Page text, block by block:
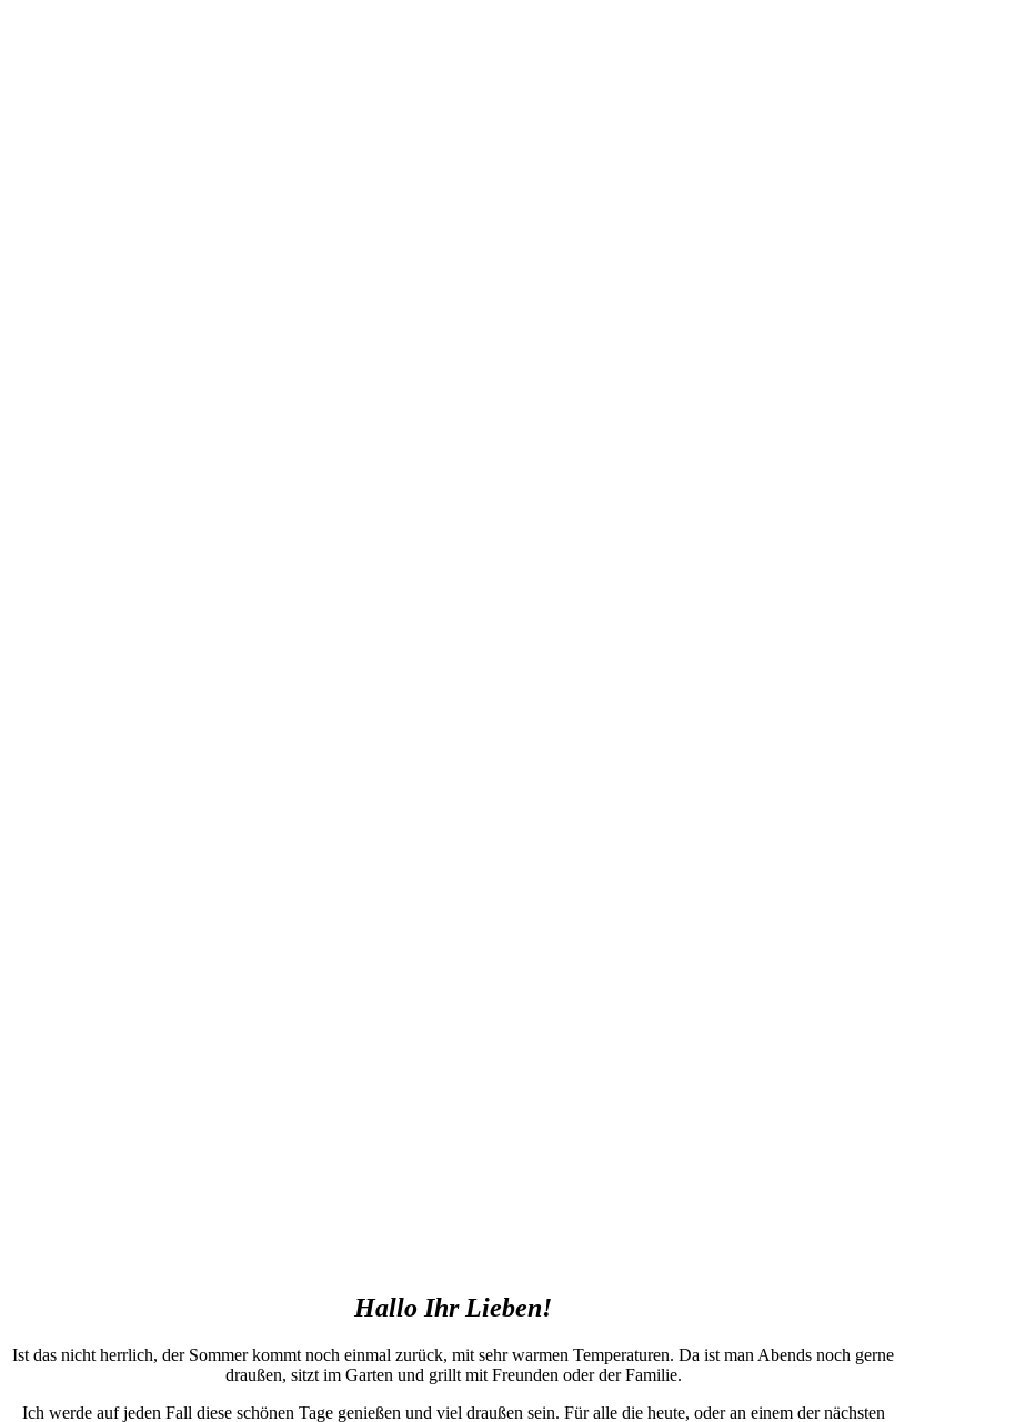
Hallo Ihr Lieben!
Ist das nicht herrlich, der Sommer kommt noch einmal zurück, mit sehr warmen Temperaturen. Da ist man Abends noch gerne
draußen, sitzt im Garten und grillt mit Freunden oder der Familie.
Ich werde auf jeden Fall diese schönen Tage genießen und viel draußen sein. Für alle die heute, oder an einem der nächsten